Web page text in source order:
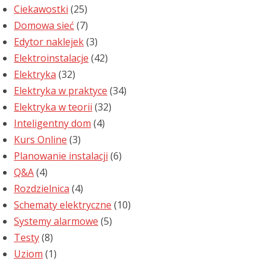
Ciekawostki (25)
Domowa sieć (7)
Edytor naklejek(3)
Elektroinstalacje (42)
Elektryka (32)
Elektryka w praktyce (34)
Elektryka w teorii (32)
Inteligentny dom (4)
Kurs Online (3)
Planowanie instalacji (6)
Q&A(4)
Rozdzielnica (4)
Schematy elektryczne (10)
Systemy alarmowe (5)
Testy(8)
Uziom (1)